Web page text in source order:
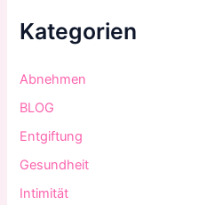
Kategorien
Abnehmen
BLOG
Entgiftung
Gesundheit
Intimität